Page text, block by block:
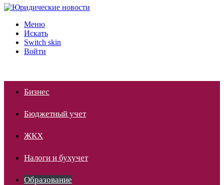
Меню
Искать
Switch skin
Войти
Бизнес
Бюджетный учет
ЖКХ
Налоги и бухучет
Образование